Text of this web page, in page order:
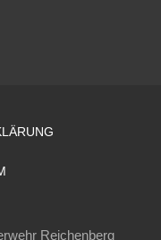
Reichenberg